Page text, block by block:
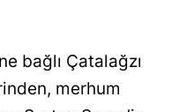
bağlı Çatalağzı
merhum